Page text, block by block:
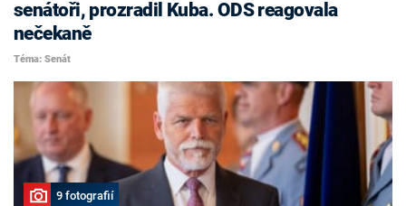
senátoři, prozradil Kuba. ODS reagovala
nečekaně
Téma: Senát
9 fotografií